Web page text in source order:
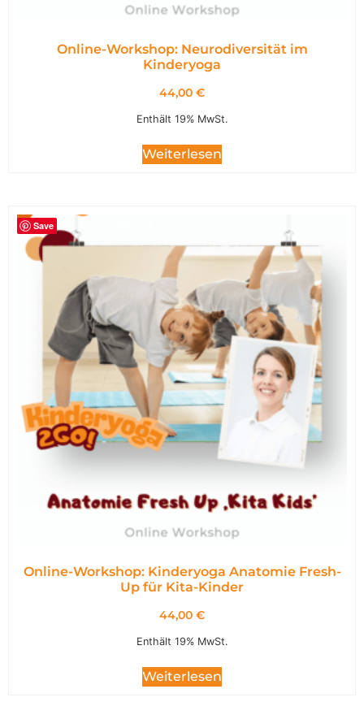
Online-Workshop: Neurodiversität im
Kinderyoga
44,00 €
Enthält 19% MwSt.
Weiterlesen
Save
Online-Workshop: Kinderyoga Anatomie Fresh-
Up für Kita-Kinder
44,00 €
Enthält 19% MwSt.
Weiterlesen